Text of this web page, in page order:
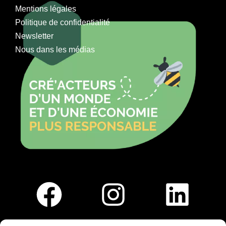
Mentions légales
Politique de confidentialité
Newsletter
Nous dans les médias